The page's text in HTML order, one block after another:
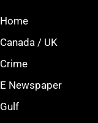
Home
Canada / UK
Crime
E Newspaper
Gulf